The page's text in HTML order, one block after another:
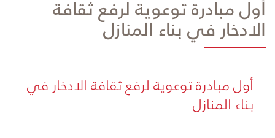
أول مبادرة توعوية لرفع ثقافة
الادخار في بناء المنازل
​أول مبادرة توعوية لرفع ثقافة الادخار في
بناء المنازل